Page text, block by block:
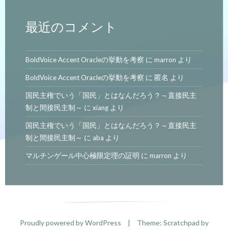
最近のコメント
BoldVoice Accent Oracleの挙動を考察 に marron より
BoldVoice Accent Oracleの挙動を考察 に 匿名 より
国民主権でいう「国民」とはなんだろう？～直接民主
制と間接民主制～ に xiang より
国民主権でいう「国民」とはなんだろう？～直接民主
制と間接民主制～ に aba より
マルチンゲール中心極限定理の証明 に marron より
Proudly powered by WordPress | Theme: Scratchpad by